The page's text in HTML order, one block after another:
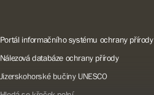
Portál informačního systému ochrany přírody
Nálezová databáze ochrany přírody
Jizerskohorské bučiny UNESCO